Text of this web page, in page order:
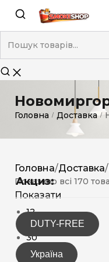
Головна / Доставка /
Акциз:
DUTY-FREE
Україна
Головна/Доставка/
Показано всі 170
Показати
12
15
30